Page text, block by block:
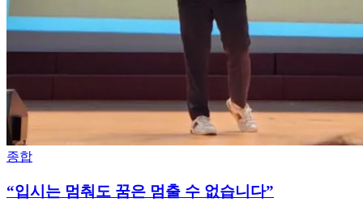
종합
“입시는 멈춰도 꿈은 멈출 수 없습니다”